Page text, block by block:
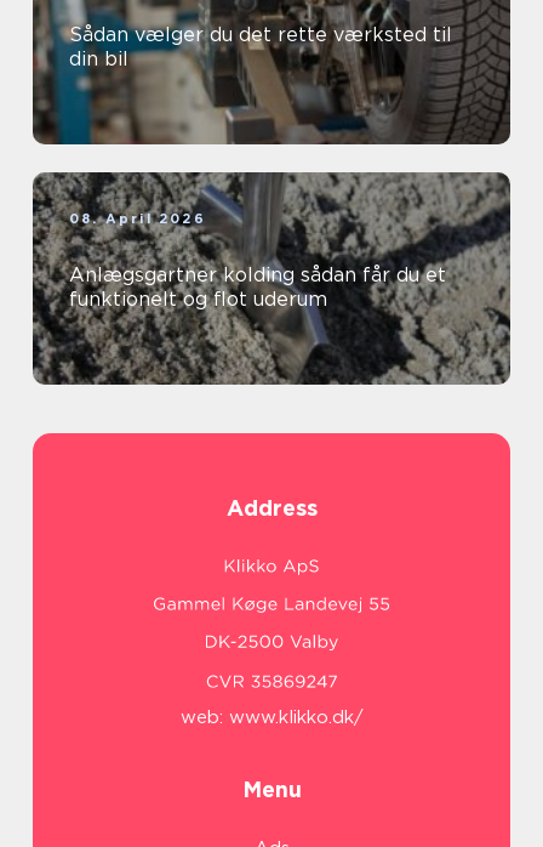
Sådan vælger du det rette værksted til
din bil
08. April 2026
Anlægsgartner kolding sådan får du et
funktionelt og flot uderum
Address
web: www.klikko.dk/
Menu